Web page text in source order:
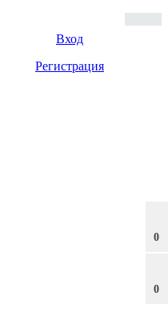
Вход
Регистрация
0
0